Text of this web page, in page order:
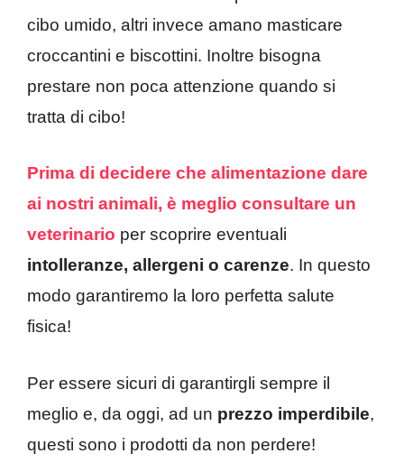
cibo umido, altri invece amano masticare
croccantini e biscottini. Inoltre bisogna
prestare non poca attenzione quando si
tratta di cibo!
Prima di decidere che alimentazione dare
ai nostri animali, è meglio consultare un
veterinario per scoprire eventuali
intolleranze, allergeni o carenze. In questo
modo garantiremo la loro perfetta salute
fisica!
Per essere sicuri di garantirgli sempre il
meglio e, da oggi, ad un prezzo imperdibile,
questi sono i prodotti da non perdere!